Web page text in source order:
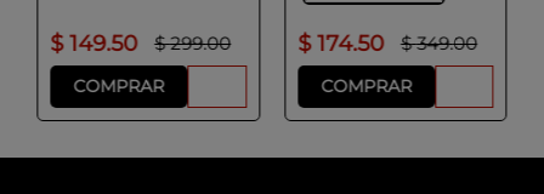
$ 149.50 $ 299.00
COMPRAR
$ 174.50 $ 349.00
COMPRAR